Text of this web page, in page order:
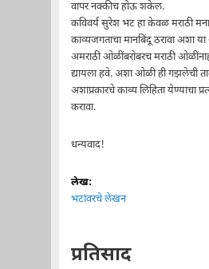
वापर नक्कीच होऊ शकेल.
कविवर्य सुरेश भट हा केवळ मराठी
काव्यजगताचा मानबिंदू ठरावा अशा
अमराठी ओळींबरोबरच मराठी
द्यायला हवे. अशा ओळी ही गझलेची
अशाप्रकारचे काव्य लिहिता येण्याचा
करावा.
धन्यवाद!
लेख:
भटांवरचे लेखन
प्रतिसाद